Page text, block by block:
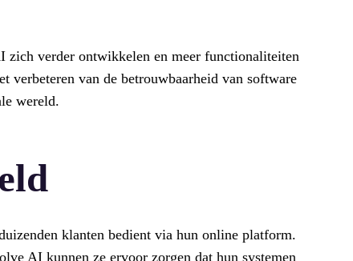
zich verder ontwikkelen en meer functionaliteiten
verbeteren van de betrouwbaarheid van software
wereld.
klanten bedient via hun online platform.
AI kunnen ze ervoor zorgen dat hun systemen